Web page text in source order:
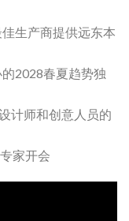
生产商提供远东本
2028春夏趋势独
计师和创意人员的
家开会